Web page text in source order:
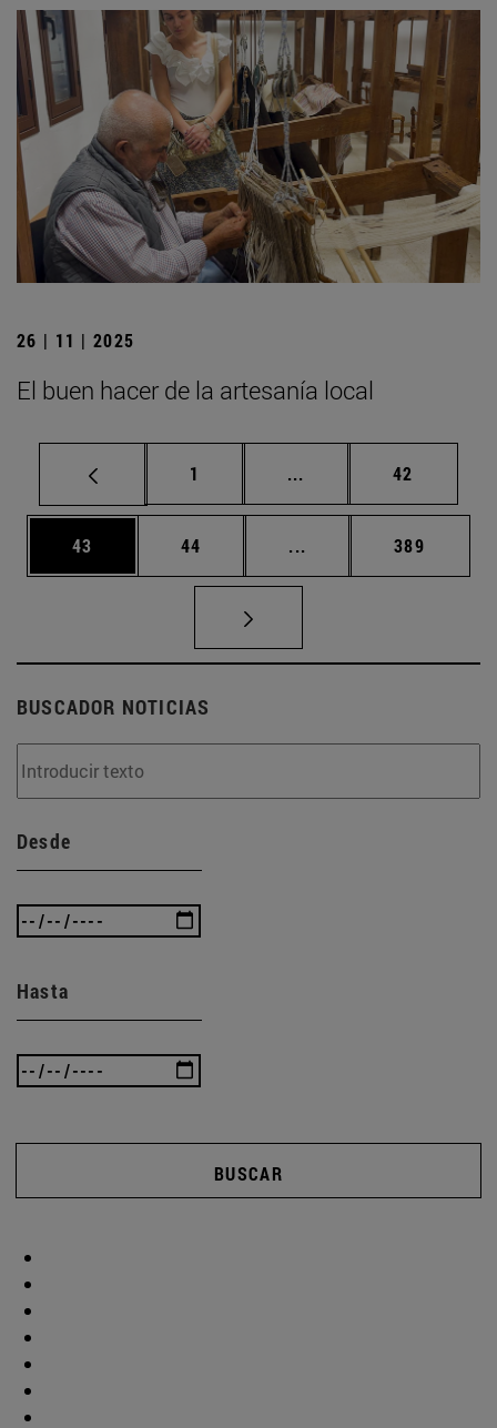
26 | 11 | 2025
El buen hacer de la artesanía local
Página
1 ... Páginas intermedias
Página
42
Página
43 Página
44 ... Páginas intermedias
Página
389
BUSCADOR NOTICIAS
Desde
Hasta
BUSCAR